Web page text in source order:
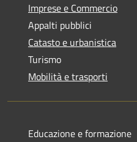
Imprese e Commercio
Appalti pubblici
Catasto e urbanistica
Turismo
Mobilità e trasporti
Educazione e formazione